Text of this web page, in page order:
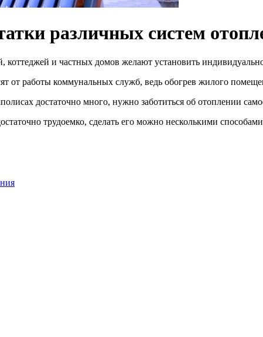
различных систем
коттеджей и частных домов желают установить
от работы коммунальных служб, ведь обогрев жилого
достаточно много, нужно заботиться об отоплении
трудоемко, сделать его можно несколькими